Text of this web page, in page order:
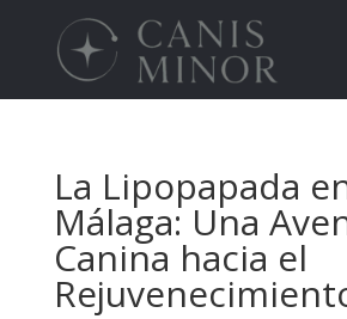
La Lipopapada
Málaga: Una
Canina hacia el